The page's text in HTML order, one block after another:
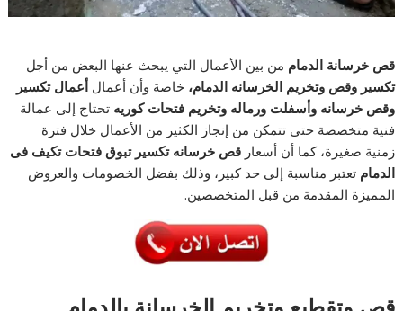
قص خرسانة الدمام من بين الأعمال التي يبحث عنها البعض من أجل
تكسير وقص وتخريم الخرسانه الدمام، خاصة وأن أعمالأعمال تكسير
وقص خرسانه وأسفلت ورماله وتخريم فتحات كوريهتحتاج إلى عمالة
فنية متخصصة حتى تتمكن من إنجاز الكثير من الأعمال خلال فترة
زمنية صغيرة، كما أن أسعارقص خرسانه تكسير تبوق فتحات تكيف فى
الدمامتعتبر مناسبة إلى حد كبير، وذلك بفضل الخصومات والعروض
المميزة المقدمة من قبل المتخصصين.